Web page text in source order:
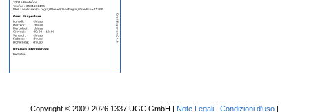
Copyright © 2009-2026 1337 UGC GmbH | Note Legali| Condizioni d'uso|